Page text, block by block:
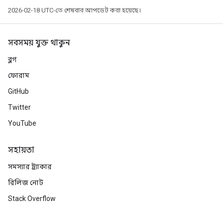
2026-02-18 UTC-তে শেষবার আপডেট করা হয়েছে।
সবসময় যুক্ত থাকুন
ব্লগ
ফোরাম
GitHub
Twitter
YouTube
সহায়তা
সমস্যার ট্র্যাকার
রিলিজ নোট
Stack Overflow